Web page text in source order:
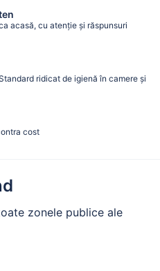
acasă, cu atenție și răspunsuri
ridicat de igienă în camere și
cost
zonele publice ale